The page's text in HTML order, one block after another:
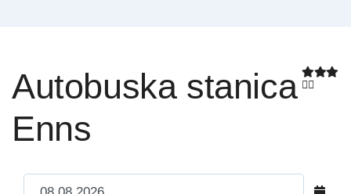
Autobuska stanica
Enns